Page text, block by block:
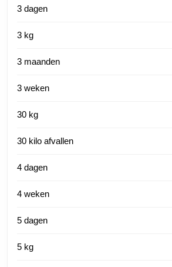
3 dagen
3 kg
3 maanden
3 weken
30 kg
30 kilo afvallen
4 dagen
4 weken
5 dagen
5 kg